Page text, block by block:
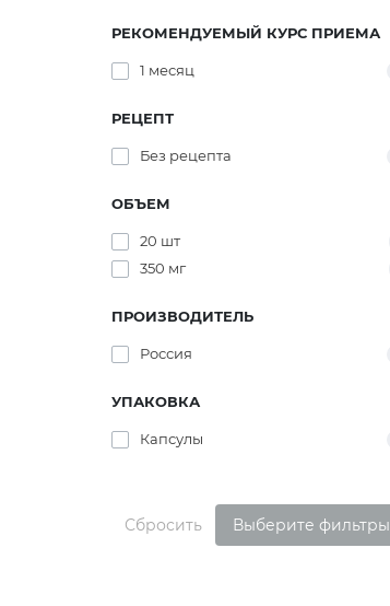
РЕКОМЕНДУЕМЫЙ КУРС ПРИЕМА
1 месяц
РЕЦЕПТ
Без рецепта
ОБЪЕМ
20 шт
350 мг
ПРОИЗВОДИТЕЛЬ
Россия
УПАКОВКА
Капсулы
Сбросить Выберите фильтры